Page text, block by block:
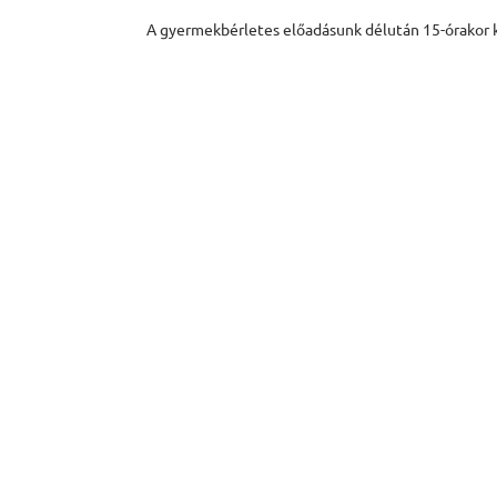
A gyermekbérletes előadásunk délután 15-órakor